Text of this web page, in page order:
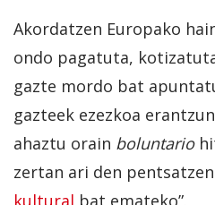
Akordatzen Europako
ondo pagatuta,
gazte mordo bat
gazteek ezezkoa
ahaztu orain boluntario
zertan ari den
kultural bat emateko”.